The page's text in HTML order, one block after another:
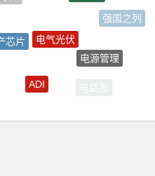
强国之列
传感器信号